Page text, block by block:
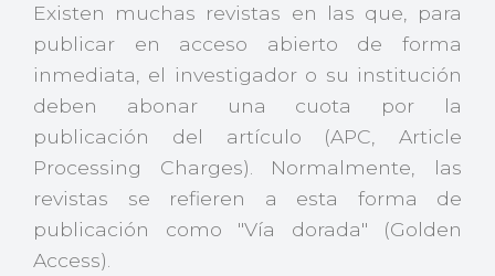
Existen muchas revistas en las que, para
publicar en acceso abierto de forma
inmediata, el investigador o su institución
deben abonar una cuota por la
publicación del artículo (APC, Article
Processing Charges). Normalmente, las
revistas se refieren a esta forma de
publicación como "Vía dorada" (Golden
Access).